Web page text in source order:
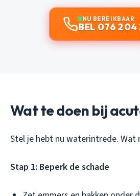
NU BEREIKBAAR
BEL 076
Wat te doen bij
Stel je hebt nu waterintrede. Wat
Stap 1: Beperk de schade